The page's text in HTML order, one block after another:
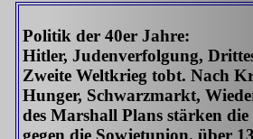
Politik der 40er Jahre:
Hitler, Judenverfolgung,
Zweite Weltkrieg tobt. Nach
Hunger, Schwarzmarkt,
des Marshall Plans stärken
gegen die Sowjetunion. über